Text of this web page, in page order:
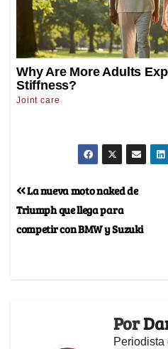
La nueva moto naked de
Triumph que llega para
competir con BMW y Suzuki
Por
Periodista